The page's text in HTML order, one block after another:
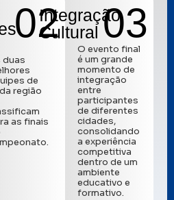
02
duas
de
região
as finais
03
Integração
Cultural
O evento final
é um grande
momento de
integração
entre
participantes
de diferentes
cidades,
consolidando
a experiência
competitiva
dentro de um
ambiente
educativo e
formativo.